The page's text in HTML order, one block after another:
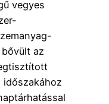
vegyes
az
időszakához